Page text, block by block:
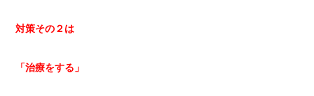
対策その２は
「治療をする」